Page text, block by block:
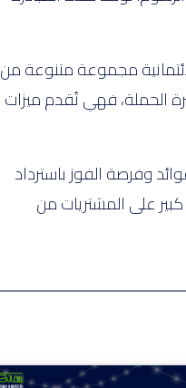
مجموعة متنوعة من
الحملة، فهي تُقدم ميزات
وفرصة الفوز باسترداد
على المشتريات من